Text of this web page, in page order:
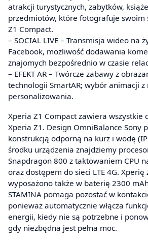
atrakcji turystycznych, zabytków,
przedmiotów, które fotografuje swoim
Z1 Compact.
– SOCIAL LIVE – Transmisja wideo na
Facebook, możliwość dodawania
znajomych bezpośrednio w czasie
– EFEKT AR – Twórcze zabawy z
technologii SmartAR; wybór animacji z
personalizowania.
Xperia Z1 Compact zawiera wszystkie
Xperia Z1. Design OmniBalance Sony
konstrukcją odporną na kurz i wodę
środku urządzenia znajdziemy
Snapdragon 800 z taktowaniem CPU
oraz dostępem do sieci LTE 4G. Xperię
wyposażono także w baterię 2300
STAMINA pomaga pozostać w
ponieważ automatycznie włącza
energii, kiedy nie są potrzebne i
gdy niezbędna jest pełna moc.